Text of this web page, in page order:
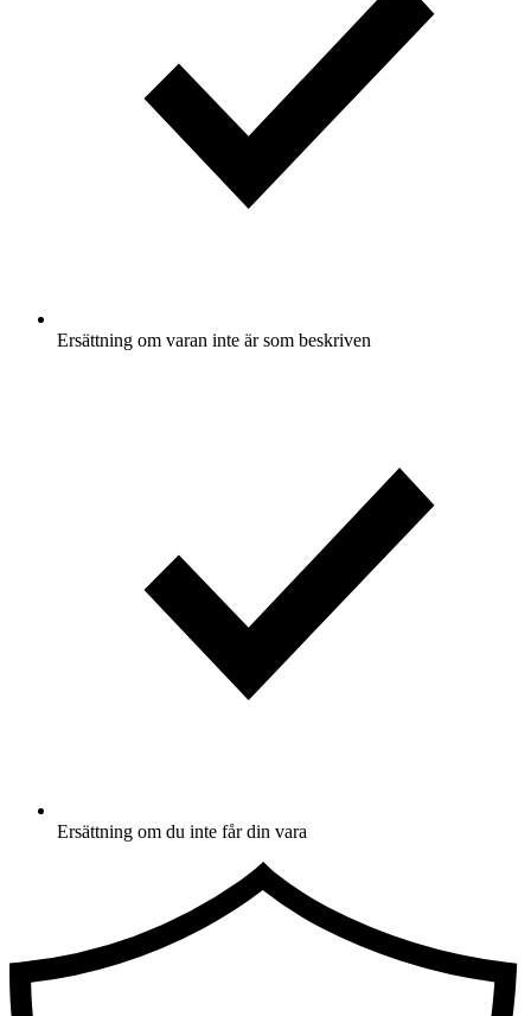
Ersättning om varan inte är som beskriven
Ersättning om du inte får din vara